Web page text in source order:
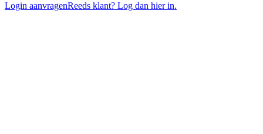
Login aanvragenReeds klant? Log dan hier in.